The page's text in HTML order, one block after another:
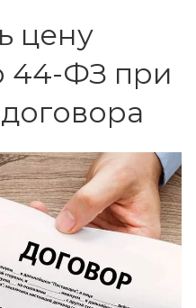
цену
44-ФЗ при